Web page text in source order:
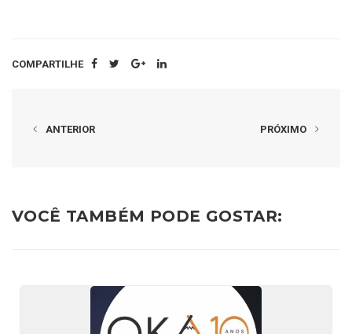
COMPARTILHE
ANTERIOR PRÓXIMO
VOCÊ TAMBÉM PODE GOSTAR: